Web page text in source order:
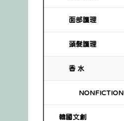
面部護理
頭髮護理
香 水
NONFICTION
韓國文創